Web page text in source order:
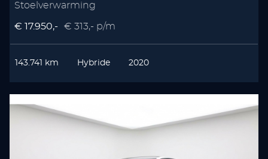
Stoelverwarming
€ 17.950,- € 313,- p/m
143.741 km Hybride 2020